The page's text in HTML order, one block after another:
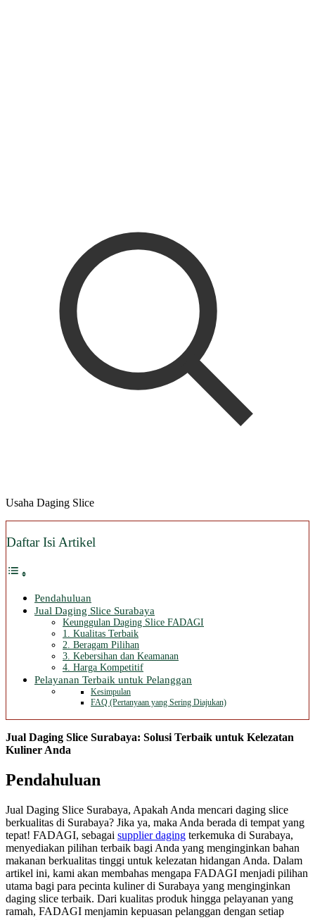
Usaha Daging Slice
Daftar Isi Artikel
Pendahuluan
Jual Daging Slice Surabaya
Keunggulan Daging Slice FADAGI
1. Kualitas Terbaik
2. Beragam Pilihan
3. Kebersihan dan Keamanan
4. Harga Kompetitif
Pelayanan Terbaik untuk Pelanggan
Kesimpulan
FAQ (Pertanyaan yang Sering Diajukan)
Jual Daging Slice Surabaya: Solusi Terbaik untuk Kelezatan
Kuliner Anda
Pendahuluan
Jual Daging Slice Surabaya, Apakah Anda mencari daging slice
berkualitas di Surabaya? Jika ya, maka Anda berada di tempat yang
tepat! FADAGI, sebagai supplier daging terkemuka di Surabaya,
menyediakan pilihan terbaik bagi Anda yang menginginkan bahan
makanan berkualitas tinggi untuk kelezatan hidangan Anda. Dalam
artikel ini, kami akan membahas mengapa FADAGI menjadi pilihan
utama bagi para pecinta kuliner di Surabaya yang menginginkan
daging slice terbaik. Dari kualitas produk hingga pelayanan yang
ramah, FADAGI menjamin kepuasan pelanggan dengan setiap